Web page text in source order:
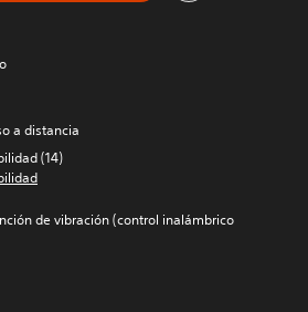
a distancia
(14)
de vibración (control inalámbrico